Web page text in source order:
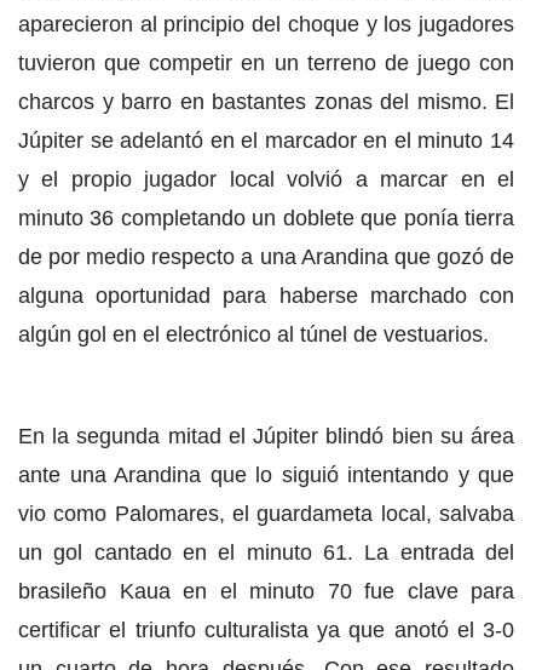
aparecieron al principio del choque y los jugadores
tuvieron que competir en un terreno de juego con
charcos y barro en bastantes zonas del mismo. El
Júpiter se adelantó en el marcador en el minuto 14
y el propio jugador local volvió a marcar en el
minuto 36 completando un doblete que ponía tierra
de por medio respecto a una Arandina que gozó de
alguna oportunidad para haberse marchado con
algún gol en el electrónico al túnel de vestuarios.
En la segunda mitad el Júpiter blindó bien su área
ante una Arandina que lo siguió intentando y que
vio como Palomares, el guardameta local, salvaba
un gol cantado en el minuto 61. La entrada del
brasileño Kaua en el minuto 70 fue clave para
certificar el triunfo culturalista ya que anotó el 3-0